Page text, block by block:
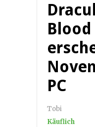
Blood
PC
Tobi
Käuflich